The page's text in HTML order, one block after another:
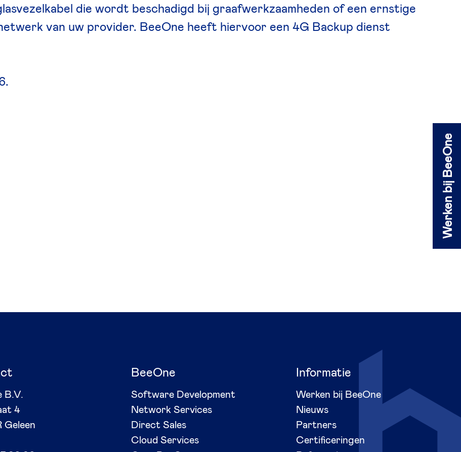
Werken bij BeeOne
die wordt beschadigd bij graafwerkzaamheden of een ernstige
van uw provider. BeeOne heeft hiervoor een 4G Backup dienst
B.V.
4
Geleen
BeeOne
Software Development
Network Services
Direct Sales
Cloud Services
Informatie
Werken bij BeeOne
Nieuws
Partners
Certificeringen